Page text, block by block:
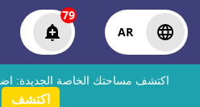
AR
79
اكتشف مساحتك الخاصة الجديدة:
اكتشف